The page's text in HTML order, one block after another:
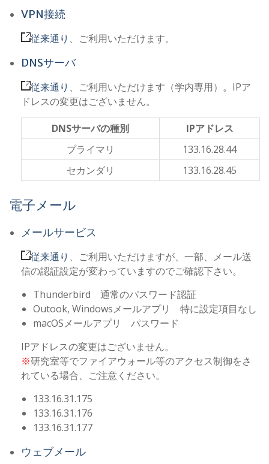
VPN接続
従来通り 、ご利用いただけます。
DNSサーバ
従来通り 、ご利用いただけます（学内専用）。IPア
ドレスの変更はございません。
DNSサーバの種別
IPアドレス
プライマリ
133.16.28.44
セカンダリ
133.16.28.45
電子メール
メールサービス
従来通り 、ご利用いただけますが、一部、メール送
信の認証設定が変わっていますのでご確認下さい。
Thunderbird 通常のパスワード認証
Outook, Windowsメールアプリ 特に設定項目なし
macOSメールアプリ パスワード
IPアドレスの変更はございません。
※研究室等でファイアウォール等のアクセス制御をさ
れている場合、ご注意ください。
133.16.31.175
133.16.31.176
133.16.31.177
ウェブメール